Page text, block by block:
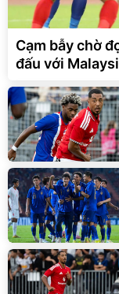
Cạm bẫy chờ
đấu với